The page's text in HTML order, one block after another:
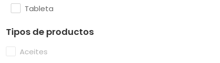
Tableta
Tipos de productos
Aceites